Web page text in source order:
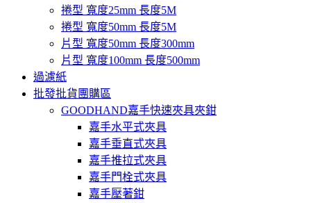
捲型 寬度25mm 長度5M
捲型 寬度50mm 長度5M
片型 寬度50mm 長度300mm
片型 寬度100mm 長度500mm
過濾紙
批發批貨團購區
GOODHAND嘉手快速夾具夾鉗
嘉手水平式夾具
嘉手垂直式夾具
嘉手推拉式夾具
嘉手門栓式夾具
嘉手壓著鉗